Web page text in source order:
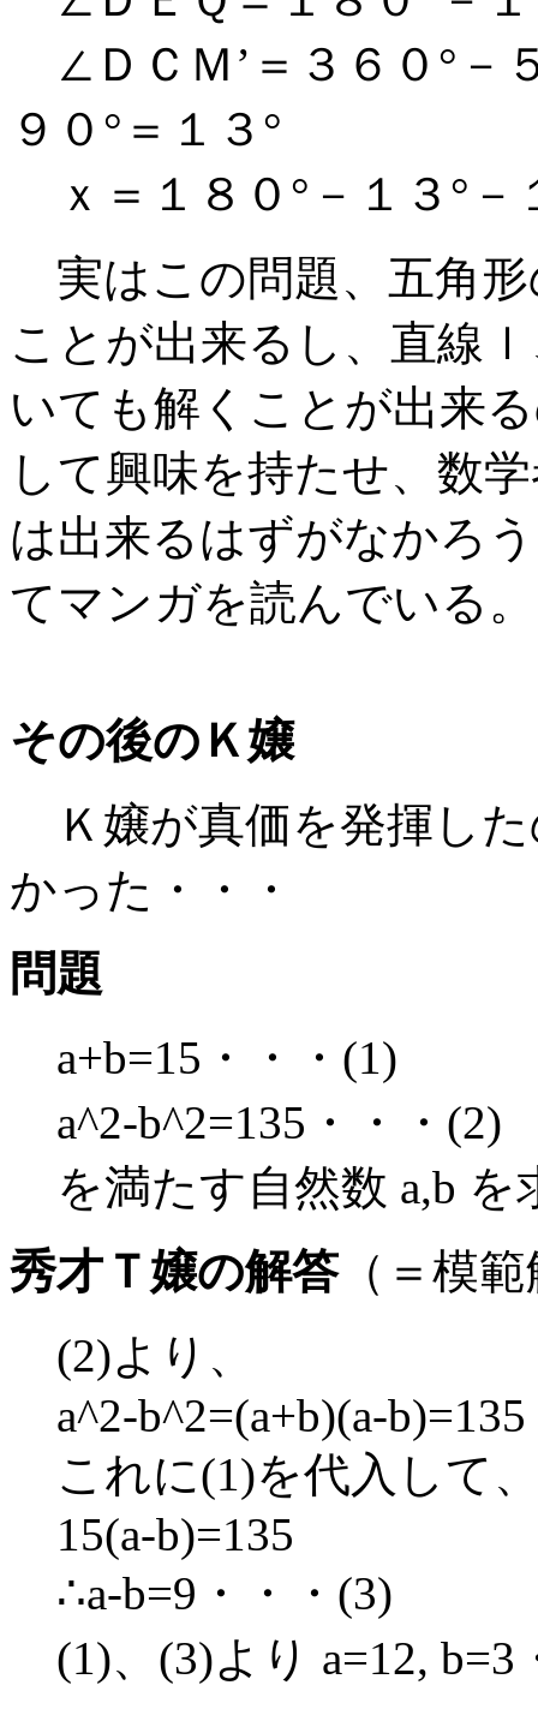
∠ＤＣＭ’＝３６０°－
９０°＝１３°
ｘ＝１８０°－１３°－
実はこの問題、五角
ことが出来るし、直線
いても解くことが出来
して興味を持たせ、数
は出来るはずがなかろ
てマンガを読んでいる。
その後のＫ嬢
Ｋ嬢が真価を発揮し
かった・・・
問題
a+b=15・・・(1)
a^2-b^2=135・・・(2)
を満たす自然数 a,b を
秀才Ｔ嬢の解答（＝模
(2)より、
a^2-b^2=(a+b)(a-b)=135
これに(1)を代入して
15(a-b)=135
∴a-b=9・・・(3)
(1)、(3)より a=12, b=3